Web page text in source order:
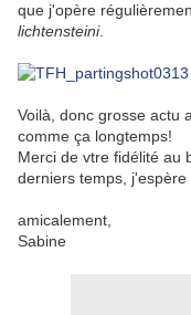
que j'opère
lichtensteini.
Voilà, donc grosse actu
comme ça longtemps!
Merci de vtre fidélité au
derniers temps,
amicalement,
Sabine